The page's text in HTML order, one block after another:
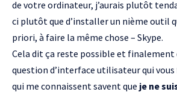
de votre ordinateur, j’aurais plutôt
ci plutôt que d’installer un nième outil
priori, à faire la même chose – Skype.
Cela dit ça reste possible et finalement
question d’interface utilisateur qui vous
qui me connaissent savent que je ne